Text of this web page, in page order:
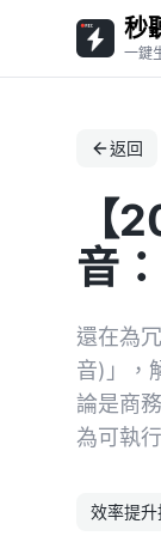
秒
一鍵
返回
【
音
還在為
音)」，
論是商
為可執
效率提